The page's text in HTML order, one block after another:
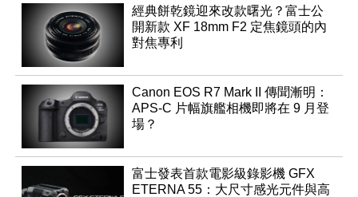
經典餅乾鏡迎來改款曙光？富士公
開新款 XF 18mm F2 定焦鏡頭的內
對焦專利
Canon EOS R7 Mark II 傳聞漸明：
APS-C 片幅旗艦相機即將在 9 月登
場？
富士發表首款電影級錄影機 GFX
ETERNA 55：大尺寸感光元件與高